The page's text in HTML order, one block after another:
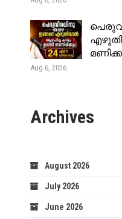
Aug 6, 2026
Archives
August 2026
July 2026
June 2026